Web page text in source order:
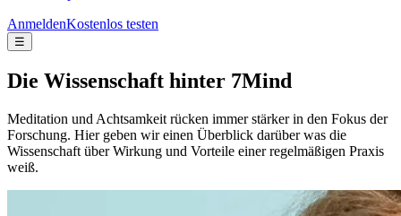
AnmeldenKostenlos testen
☰
Die Wis­sen­schaft hinter 7Mind
Meditation und Achtsamkeit rücken immer stärker in den Fokus der
Forschung. Hier geben wir einen Überblick darüber was die
Wissenschaft über Wirkung und Vorteile einer regelmäßigen Praxis
weiß.